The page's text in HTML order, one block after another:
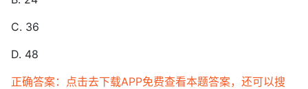
C. 36
D. 48
正确答案：点击去下载APP免费查看本题答案，还可以搜